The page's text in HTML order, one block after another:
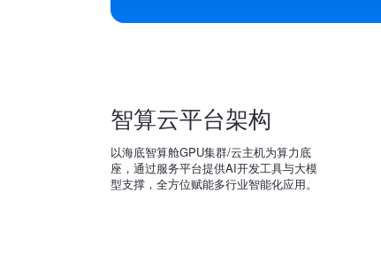
智算云平台架构
以海底智算舱GPU集群/云主机为算力底
座，通过服务平台提供AI开发工具与大模
型支撑，全方位赋能多行业智能化应用。